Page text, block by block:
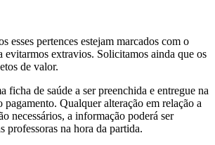
esses pertences estejam marcados com o
evitarmos extravios. Solicitamos ainda que os
de valor.
ficha de saúde a ser preenchida e entregue na
pagamento. Qualquer alteração em relação a
necessários, a informação poderá ser
professoras na hora da partida.